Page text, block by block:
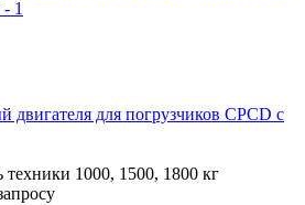
двигателя для погрузчиков CPCD с
техники 1000, 1500, 1800 кг